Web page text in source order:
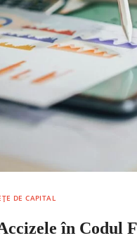
DE CAPITAL
în Codul